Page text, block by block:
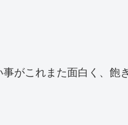
がこれまた面白く、飽